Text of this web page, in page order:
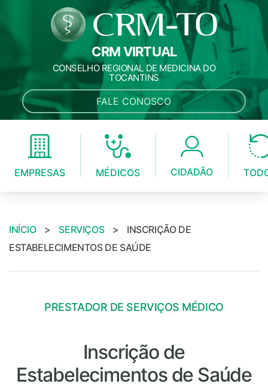
CRM VIRTUAL
CONSELHO REGIONAL DE MEDICINA DO
TOCANTINS
FALE CONOSCO
EMPRESAS MÉDICOS CIDADÃO
INÍCIO > SERVIÇOS >
INSCRIÇÃO DE
ESTABELECIMENTOS DE SAÚDE
PRESTADOR DE SERVIÇOS MÉDICO
Inscrição de
Estabelecimentos de Saúde